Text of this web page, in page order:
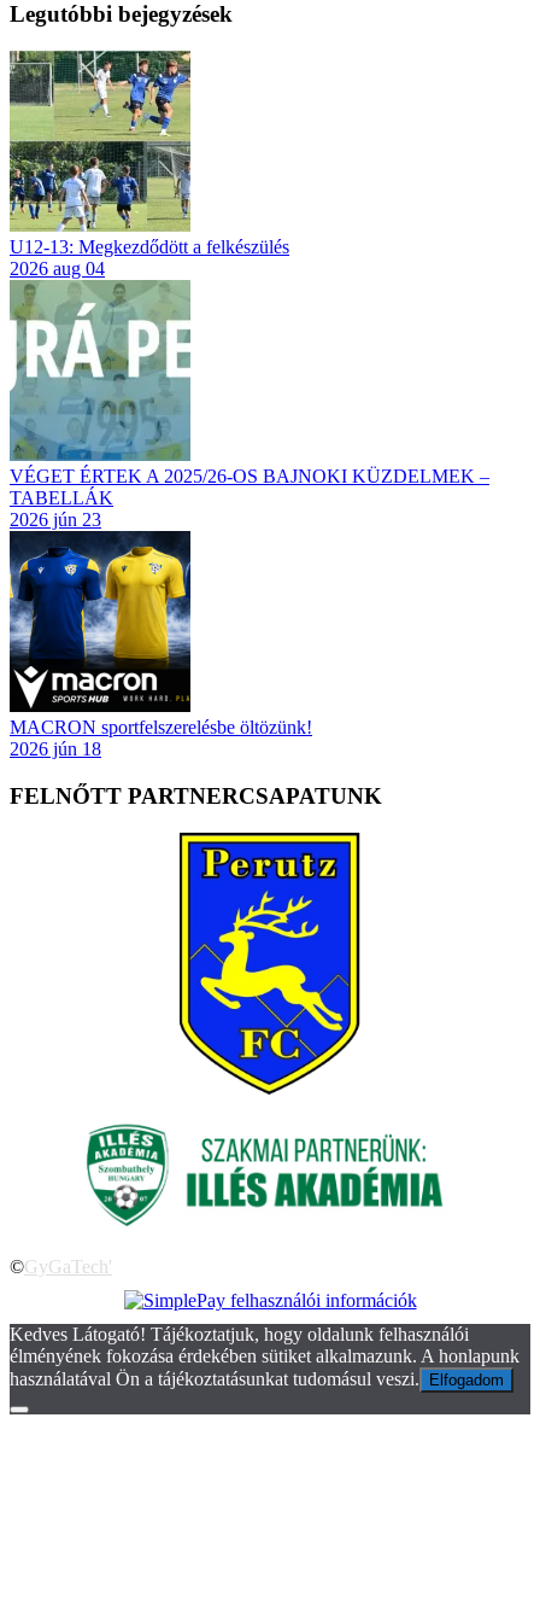
Legutóbbi bejegyzések
U12-13: Megkezdődött a felkészülés
2026 aug 04
VÉGET ÉRTEK A 2025/26-OS BAJNOKI KÜZDELMEK –
TABELLÁK
2026 jún 23
MACRON sportfelszerelésbe öltözünk!
2026 jún 18
FELNŐTT PARTNERCSAPATUNK
©GyGaTech'
Kedves Látogató! Tájékoztatjuk, hogy oldalunk felhasználói
élményének fokozása érdekében sütiket alkalmazunk. A honlapunk
használatával Ön a tájékoztatásunkat tudomásul veszi.
Elfogadom